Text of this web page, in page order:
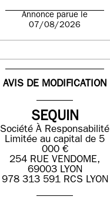
Annonce parue le
07/08/2026
AVIS DE MODIFICATION
SEQUIN
Société À Responsabilité
Limitée au capital de 5
000 €
254 RUE VENDOME,
69003 LYON
978 313 591 RCS LYON